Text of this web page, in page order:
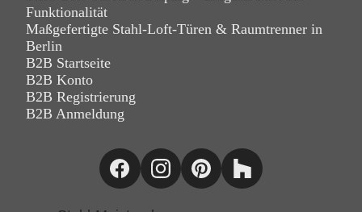
Funktionalität
Maßgefertigte Stahl-Loft-Türen & Raumtrenner in
Berlin
B2B Startseite
B2B Konto
B2B Registrierung
B2B Anmeldung